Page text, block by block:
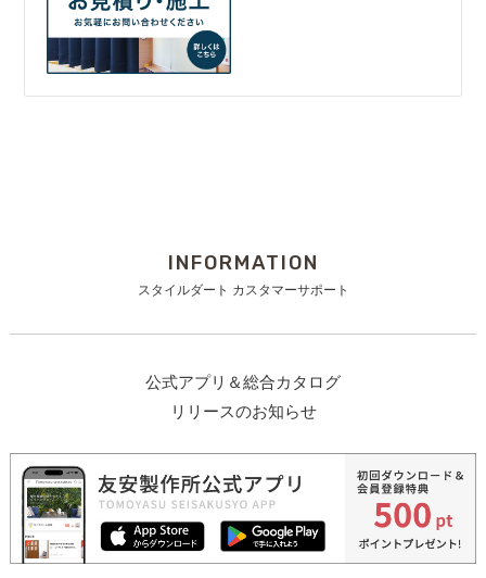
INFORMATION
スタイルダート カスタマーサポート
公式アプリ＆総合カタログ
リリースのお知らせ